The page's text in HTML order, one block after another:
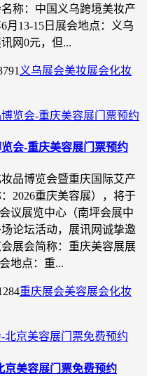
称：中国义乌跨境美妆产
月13-15日展会地点：义乌
网0元，但...
义乌展会美妆展会化妆
会-重庆美容展门票预约
品博览会暨重庆国际艾产
2026重庆美容展），将于
议展览中心（南坪会展中
论坛活动，展讯网诚挚邀
展会简称：重庆美容展展
地点：重...
重庆展会美容展会化妆
京美容展门票免费预约